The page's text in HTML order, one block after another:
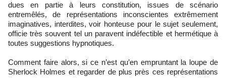
dues en partie à leurs constitution, issues de scénario
entremêlés, de représentations inconscientes extrêmement
imaginatives, interdites, voir honteuse pour le sujet seulement,
officie très souvent tel un paravent indéfectible et hermétique à
toutes suggestions hypnotiques.
Comment faire alors, si ce n’est qu’en empruntant la loupe de
Sherlock Holmes et regarder de plus près ces représentations